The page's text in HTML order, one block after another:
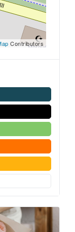
Contributors